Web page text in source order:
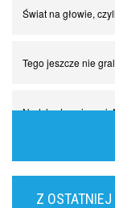
Świat na głowie,
Tego jeszcze nie
Nadchodzą giganci.
Lewandowski kontra
Z OSTATNIEJ